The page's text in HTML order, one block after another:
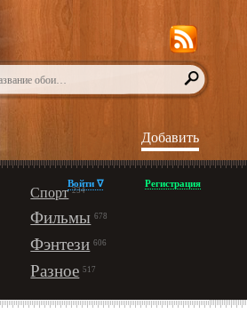
Добавить
Спорт 234
Фильмы 678
Фэнтези 606
Разное 517
Войти ∇ Регистрация